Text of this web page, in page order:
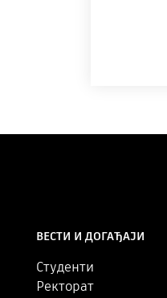
ВЕСТИ И ДОГАЂАЈИ
Студенти
Ректорат